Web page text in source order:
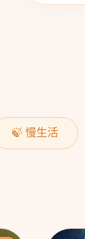
🍃 慢生活